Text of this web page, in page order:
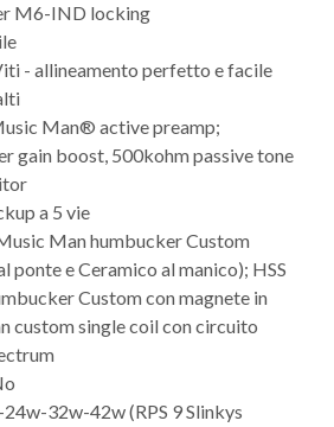
M6-IND locking
- allineamento perfetto e facile
Man® active preamp;
gain boost, 500kohm passive tone
a 5 vie
Man humbucker Custom
ponte e Ceramico al manico); HSS
Custom con magnete in
custom single coil con circuito
32w-42w (RPS 9 Slinkys